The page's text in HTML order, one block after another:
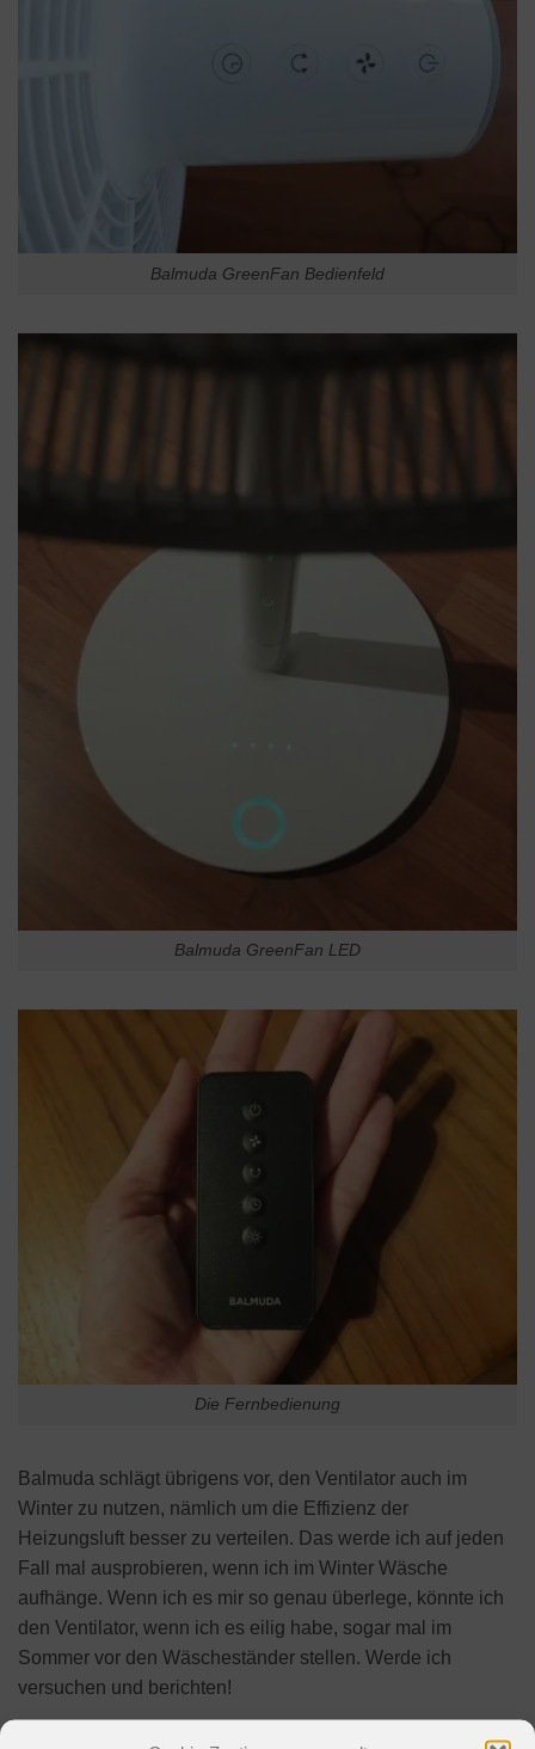
Balmuda GreenFan Bedienfeld
Balmuda GreenFan LED
Die Fernbedienung
Balmuda schlägt übrigens vor, den Ventilator auch im
Winter zu nutzen, nämlich um die Effizienz der
Heizungsluft besser zu verteilen. Das werde ich auf jeden
Fall mal ausprobieren, wenn ich im Winter Wäsche
aufhänge. Wenn ich es mir so genau überlege, könnte ich
den Ventilator, wenn ich es eilig habe, sogar mal im
Sommer vor den Wäscheständer stellen. Werde ich
versuchen und berichten!